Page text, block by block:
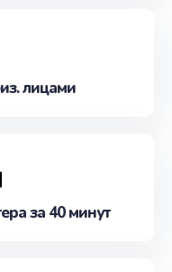
лицами
за 40 минут